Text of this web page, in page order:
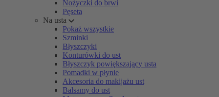
Nożyczki do brwi
Pęseta
Na usta
Pokaż wszystkie
Szminki
Błyszczyki
Konturówki do ust
Błyszczyk powiększający usta
Pomadki w płynie
Akcesoria do makijażu ust
Balsamy do ust